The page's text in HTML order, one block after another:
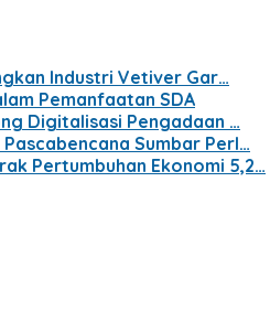
Industri Vetiver Gar…
Pemanfaatan SDA
Digitalisasi Pengadaan …
Sumbar Perl…
Pertumbuhan Ekonomi 5,2…